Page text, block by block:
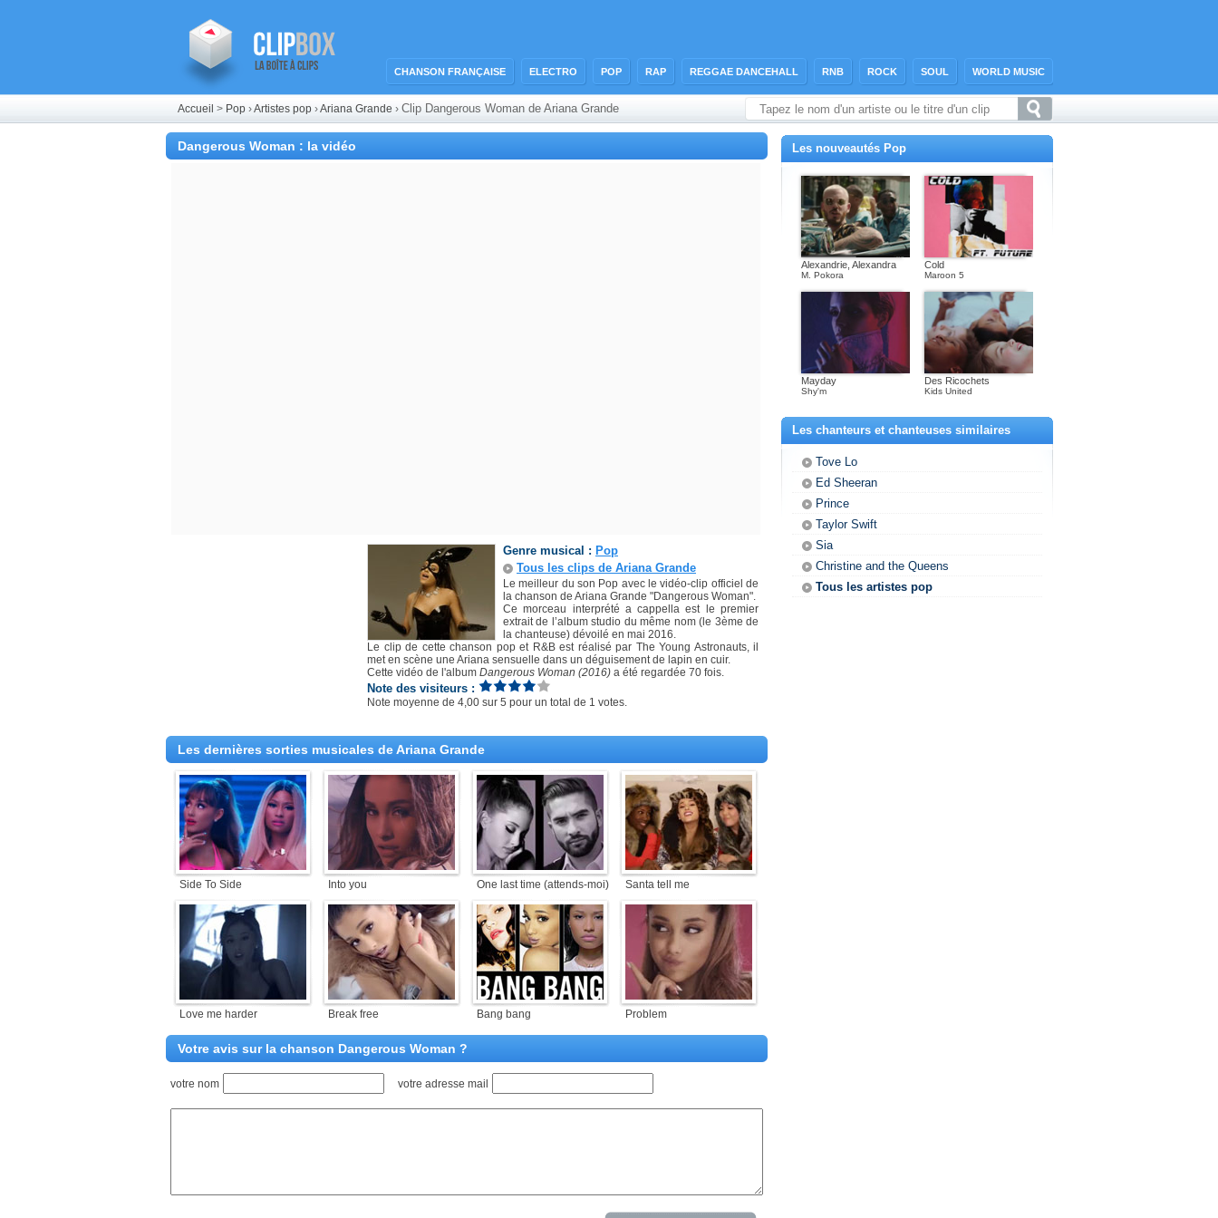
CHANSON FRANÇAISE ELECTRO POP RAP REGGAE DANCEHALL RNB ROCK SOUL WORLD MUSIC
Accueil > Pop ›Artistes pop ›Ariana Grande › Clip Dangerous Woman de Ariana Grande
Dangerous Woman : la vidéo
Genre musical : Pop
Tous les clips de Ariana Grande
Le meilleur du son Pop avec le vidéo-clip officiel de
la chanson de Ariana Grande "Dangerous Woman".
Ce morceau interprété a cappella est le premier
extrait de l’album studio du même nom (le 3ème de
la chanteuse) dévoilé en mai 2016.
Le clip de cette chanson pop et R&B est réalisé par The Young Astronauts, il
met en scène une Ariana sensuelle dans un déguisement de lapin en cuir.
Cette vidéo de l'album Dangerous Woman (2016) a été regardée 70 fois.
Note des visiteurs :
Note moyenne de 4,00 sur 5 pour un total de 1 votes.
Les dernières sorties musicales de Ariana Grande
Side To Side Into you One last time (attends-moi) Santa tell me
Love me harder Break free Bang bang Problem
Votre avis sur la chanson Dangerous Woman ?
votre nom votre adresse mail
Les nouveautés Pop
Alexandrie, Alexandra
M. Pokora
Cold
Maroon 5
Mayday
Shy'm
Des Ricochets
Kids United
Les chanteurs et chanteuses similaires
Tove Lo
Ed Sheeran
Prince
Taylor Swift
Sia
Christine and the Queens
Tous les artistes pop